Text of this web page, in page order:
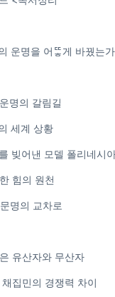
명을 어ᄄᅠᇂ게 바꿨는가
명의 갈림길
세계 상황
빚어낸 모델 폴리네시
힘의 원천
명의 교차로
유산자와 무산자
집민의 경쟁력 차이